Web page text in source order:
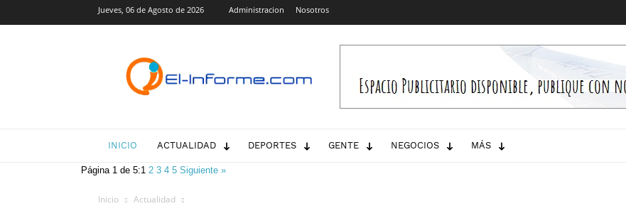
Jueves, 06 de Agosto de 2026 Administracion Nosotros
Informe.com
INICIO ACTUALIDAD DEPORTES GENTE NEGOCIOS MÁS
Página 1 de 5:1 2345Siguiente »
Inicio Actualidad